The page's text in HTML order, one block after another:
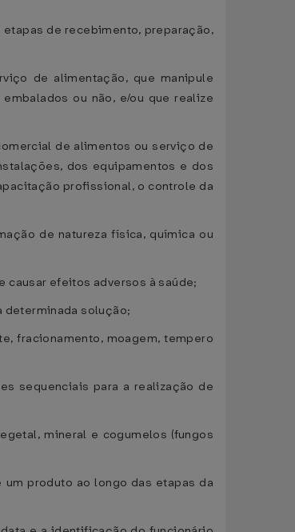
de recebimento, preparação,
de alimentação, que manipule
ou não, e/ou que realize
de alimentos ou serviço de
dos equipamentos e dos
profissional, o controle da
de natureza física, química ou
efeitos adversos à saúde;
determinada solução;
fracionamento, moagem, tempero
sequenciais para a realização de
mineral e cogumelos (fungos
produto ao longo das etapas da